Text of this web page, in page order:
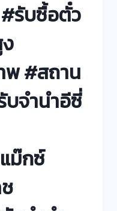
รับซื้อตั๋ว
พ #สถาน
บจำนำอีซี่
ม๊กซ์